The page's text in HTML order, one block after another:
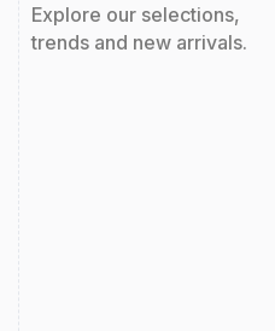
Explore our selections,
trends and new arrivals.